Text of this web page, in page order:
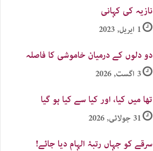
نازیہ کی کہانی
1 اپریل, 2023
دو دلوں کے درمیان خاموشی کا فاصلہ
3 اگست, 2026
تھا میں کیا، اور کیا سے کیا ہو گیا
31 جولائی, 2026
سرقے کو جہاں رتبۂ الہام دیا جائے!